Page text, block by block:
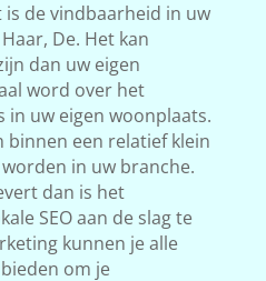
is de vindbaarheid in uw
De. Het kan
dan uw eigen
word over het
in uw eigen woonplaats.
binnen een relatief klein
in uw branche.
dan is het
SEO aan de slag te
kunnen je alle
om je